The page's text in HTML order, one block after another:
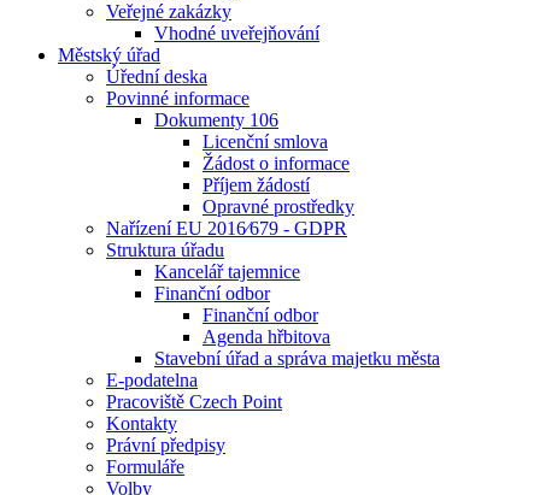
Veřejné zakázky
Vhodné uveřejňování
Městský úřad
Úřední deska
Povinné informace
Dokumenty 106
Licenční smlova
Žádost o informace
Příjem žádostí
Opravné prostředky
Nařízení EU 2016⁄679 - GDPR
Struktura úřadu
Kancelář tajemnice
Finanční odbor
Finanční odbor
Agenda hřbitova
Stavební úřad a správa majetku města
E-podatelna
Pracoviště Czech Point
Kontakty
Právní předpisy
Formuláře
Volby